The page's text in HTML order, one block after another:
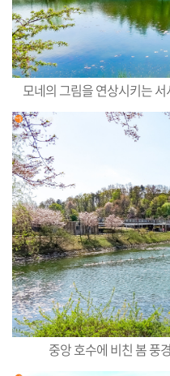
모네의 그림을 연상시키는
중앙 호수에 비친 봄 풍